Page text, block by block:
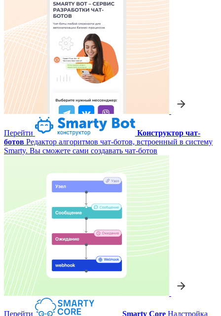
Перейти
Конструктор чат-
ботов Редактор алгоритмов чат-ботов, встроенный в систему
Smarty. Вы сможете сами создавать чат-ботов
Перейти Smarty Core Надстройка